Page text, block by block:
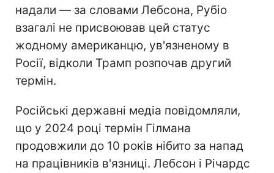
надали — за словами Лебсона, Рубіо
взагалі не присвоював цей статус
жодному американцю, ув'язненому в
Росії, відколи Трамп розпочав другий
термін.
Російські державні медіа повідомляли,
що у 2024 році термін Гілмана
продовжили до 10 років нібито за напад
на працівників в'язниці. Лебсон і Річардс